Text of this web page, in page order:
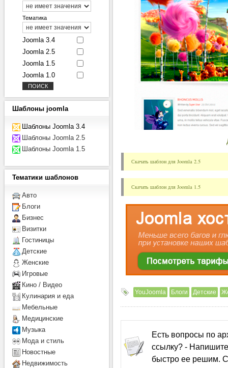
Скачать шаблон для Joomla 2.5
Скачать шаблон для Joomla 1.5
YouJoomla Блоги Детские
Есть вопросы по
ссылку? -
быстро ее решим.
Тематика
Joomla 3.4
Joomla 2.5
Joomla 1.5
Joomla 1.0
Шаблоны joomla
Шаблоны Joomla 3.4
Шаблоны Joomla 2.5
Шаблоны Joomla 1.5
Тематики шаблонов
Авто
Блоги
Бизнес
Визитки
Гостиницы
Детcкие
Женские
Игровые
Кино / Видео
Кулинария и еда
Мебельные
Медицинские
Музыка
Мода и стиль
Новостные
Недвижимость